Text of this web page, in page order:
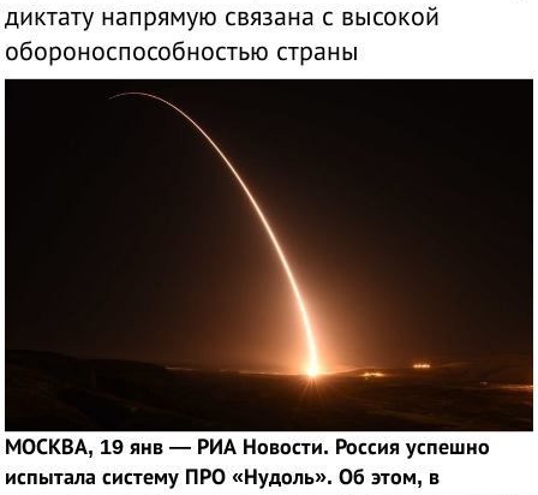
диктату напрямую связана с высокой
обороноспособностью страны
МОСКВА, 19 янв — РИА Новости. Россия успешно
испытала систему ПРО «Нудоль». Об этом, в